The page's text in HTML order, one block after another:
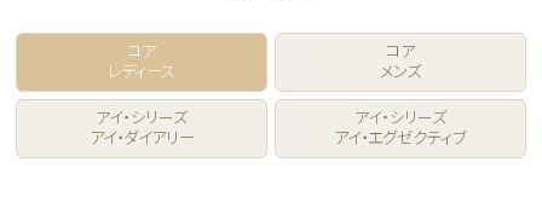
コア
レディース
コア
メンズ
アイ・シリーズ
アイ・ダイアリー
アイ・シリーズ
アイ・エグゼクティブ